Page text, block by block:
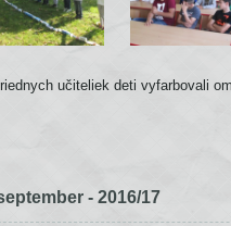
učiteliek deti vyfarbovali
- 2016/17